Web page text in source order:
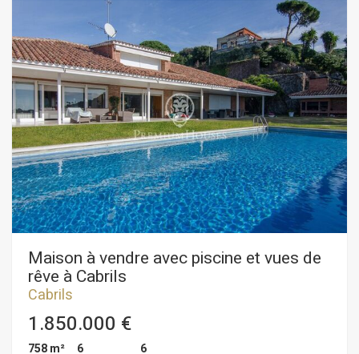
trouvons un spacieux salon/salle à manger, une très grande
cuisine, un espace polyvalent, deux chambres et deux salles
de bains. Depuis le salon on accède à une terrasse-porche qui
donne sur un très grand jardin avec différents espaces tels
que piscine, fronton, pinède, parking couvert pour 3 voitures
et plusieurs autres places à l'extérieur. À l'étage supérieur l
´espace nuit dispose d´un total de 5 chambres avec 4 salles
de bains. Les chambres jouissent de magnifiques vues sur la
mer.
Maison à vendre avec piscine et vues de
rêve à Cabrils
Cabrils
1.850.000 €
758 m²
6
6